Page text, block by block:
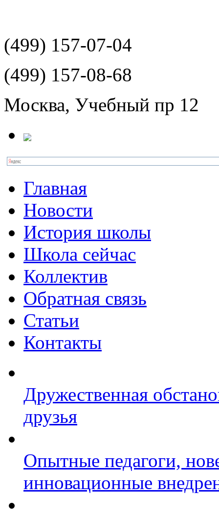
(499) 157-07-04
(499) 157-08-68
Москва, Учебный пр 12
Главная
Новости
История школы
Школа сейчас
Коллектив
Обратная связь
Статьи
Контакты
Дружественная
друзья
Опытные педагоги,
инновационные